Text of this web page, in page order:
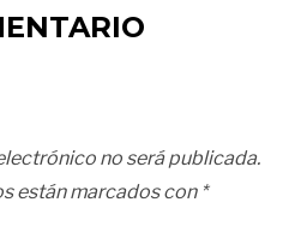
no será publicada.
están marcados con *